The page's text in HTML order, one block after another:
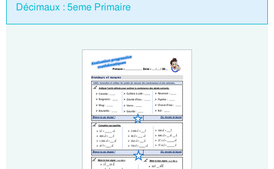
Décimaux : 5eme Primaire